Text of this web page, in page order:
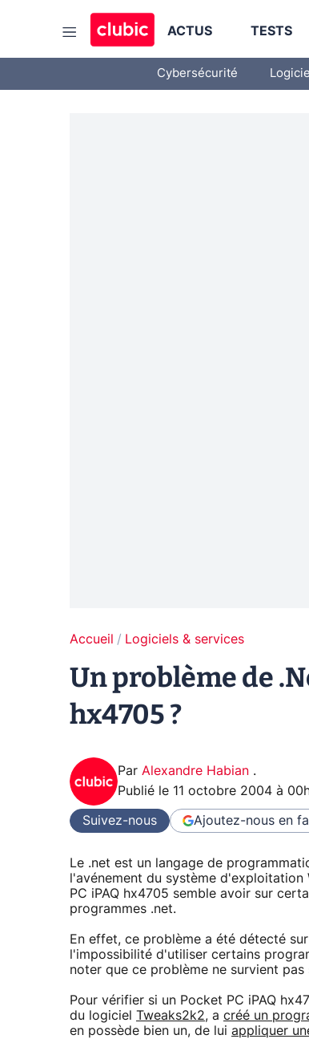
ACTUS TESTS
Cybersécurité
Accueil Logiciels & services
Un problème de
hx4705 ?
Par Alexandre Habian .
Publié le 11 octobre 2004 à
Suivez-nous Ajoutez-nous en
Le .net est un langage de
l'avénement du système
PC iPAQ hx4705 semble avoir sur
programmes .net.
En effet, ce problème a été détecté
l'impossibilité d'utiliser certains
noter que ce problème ne survient
Pour vérifier si un Pocket PC iPAQ
du logiciel Tweaks2k2, a créé un
en possède bien un, de lui appliquer